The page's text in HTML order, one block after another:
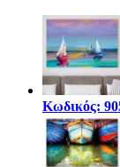
Κωδικός: